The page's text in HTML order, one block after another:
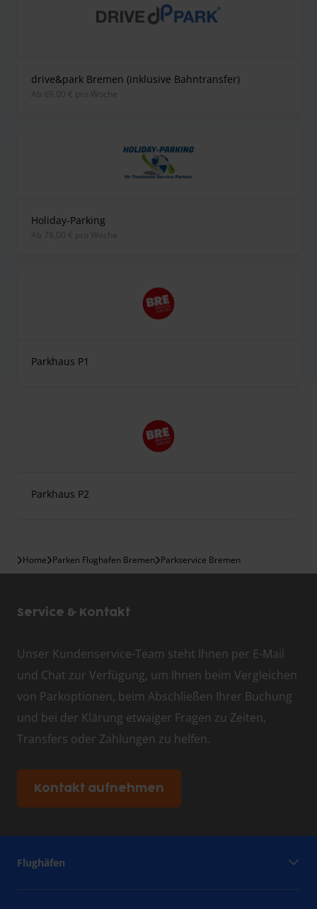
drive&park Bremen (inklusive Bahntransfer)
ab 69,00 € pro Woche
Holiday-Parking
ab 78,00 € pro Woche
Parkhaus P1
Parkhaus P2
Home Parken Flughafen Bremen Parkservice Bremen
Service & Kontakt
Unser Kundenservice-Team steht Ihnen per E-Mail
und Chat zur Verfügung, um Ihnen beim Vergleichen
von Parkoptionen, beim Abschließen Ihrer Buchung
und bei der Klärung etwaiger Fragen zu Zeiten,
Transfers oder Zahlungen zu helfen.
Kontakt aufnehmen
Flughäfen